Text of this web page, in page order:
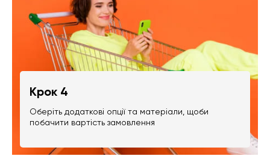
Крок 4
Оберіть додаткові опції та матеріали, щоби
побачити вартість замовлення